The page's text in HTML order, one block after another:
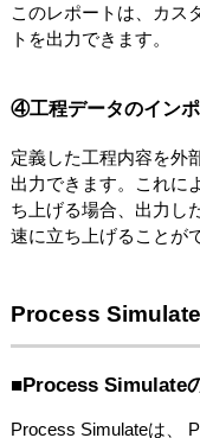
このレポートは、カス
トを出力できます。
④工程データのイン
定義した工程内容を外
出力できます。これに
ち上げる場合、出力し
速に立ち上げることが
Process Simulate
■Process Simulate
Process Simulateは、